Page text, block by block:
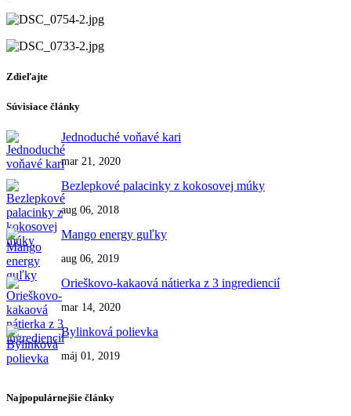
Zdieľajte
Súvisiace články
Jednoduché voňavé kari
mar 21, 2020
Bezlepkové palacinky z kokosovej múky
aug 06, 2018
Mango energy guľky
aug 06, 2019
Orieškovo-kakaová nátierka z 3 ingrediencií
mar 14, 2020
Bylinková polievka
máj 01, 2019
Najpopulárnejšie články